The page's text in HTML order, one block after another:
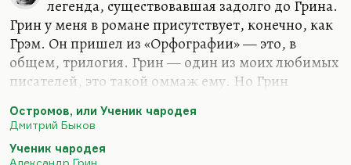
легенда, существовавшая задолго до Грина.
Грин у меня в романе присутствует, конечно, как
Грэм. Он пришел из «Орфографии» — это, в
общем, трилогия. Грин — один из моих любимых
писателей, это такой оммаж ему. Но Грин
«Ученик чародея», он присутствует там как автор
«Русалок воздуха». Если вы помните, он их
пересказывает Дане. И вообще просто как
Остромов, или Ученик чародея
Дмитрий Быков
Ученик чародея
Александр Грин